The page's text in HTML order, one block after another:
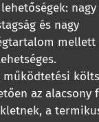
nagy
és nagy
mellett
működtetési
az alacsony
a